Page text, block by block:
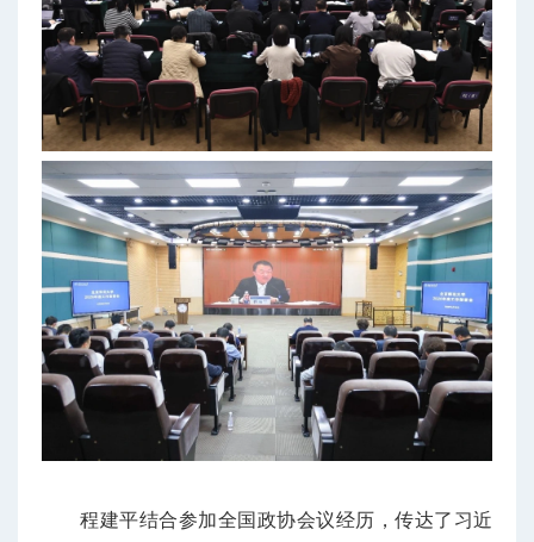
程建平结合参加全国政协会议经历，传达了习近